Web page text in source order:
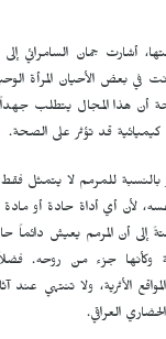
أشارت جمان السامرائي
في بعض الأحيان المرأة
أن هذا المجال يتطلب جهداً
قد تؤثر على الصحة.
للمرمم لا يتمثل
نفسه، لأن أي أداة حادة أو
إلى أن المرمم يعيش دائماً
وكأنها جزء من روحه.
الأثرية، ولا تنتهي عند
العراقي.